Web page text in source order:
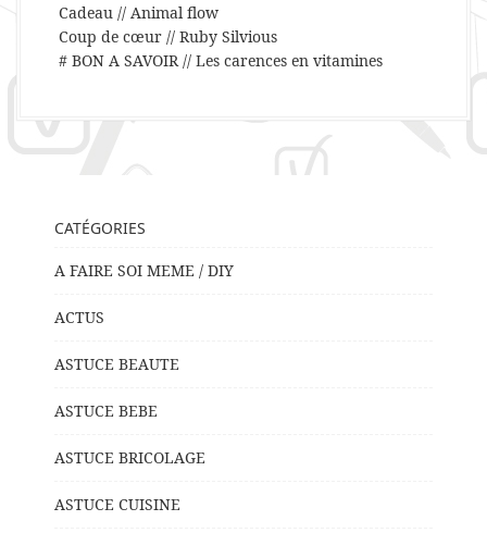
Cadeau // Animal flow
Coup de cœur // Ruby Silvious
# BON A SAVOIR // Les carences en vitamines
CATÉGORIES
A FAIRE SOI MEME / DIY
ACTUS
ASTUCE BEAUTE
ASTUCE BEBE
ASTUCE BRICOLAGE
ASTUCE CUISINE